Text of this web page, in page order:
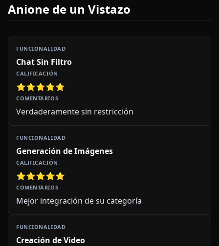
Anione de un Vistazo
Chat Sin Filtro
⭐⭐⭐⭐⭐
Verdaderamente sin restricción
Generación de Imágenes
⭐⭐⭐⭐⭐
Mejor integración de su categoría
Creación de Video